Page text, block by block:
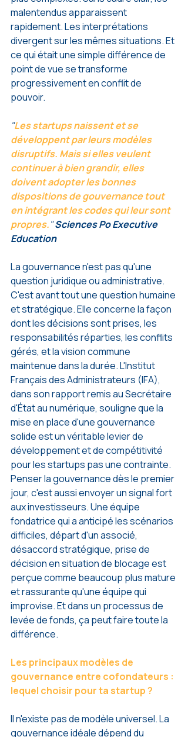
malentendus apparaissent
rapidement. Les interprétations
divergent sur les mêmes situations. Et
ce qui était une simple différence de
point de vue se transforme
progressivement en conflit de
pouvoir.
"Les startups naissent et se
développent par leurs modèles
disruptifs. Mais si elles veulent
continuer à bien grandir, elles
doivent adopter les bonnes
dispositions de gouvernance tout
en intégrant les codes qui leur sont
propres." Sciences Po Executive
Education
La gouvernance n'est pas qu'une
question juridique ou administrative.
C'est avant tout une question humaine
et stratégique. Elle concerne la façon
dont les décisions sont prises, les
responsabilités réparties, les conflits
gérés, et la vision commune
maintenue dans la durée. L'Institut
Français des Administrateurs (IFA),
dans son rapport remis au Secrétaire
d'État au numérique, souligne que la
mise en place d'une gouvernance
solide est un véritable levier de
développement et de compétitivité
pour les startups pas une contrainte.
Penser la gouvernance dès le premier
jour, c'est aussi envoyer un signal fort
aux investisseurs. Une équipe
fondatrice qui a anticipé les scénarios
difficiles, départ d'un associé,
désaccord stratégique, prise de
décision en situation de blocage est
perçue comme beaucoup plus mature
et rassurante qu'une équipe qui
improvise. Et dans un processus de
levée de fonds, ça peut faire toute la
différence.
Les principaux modèles de
gouvernance entre cofondateurs :
lequel choisir pour ta startup ?
Il n'existe pas de modèle universel. La
gouvernance idéale dépend du